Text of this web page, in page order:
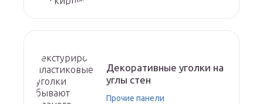
Декоративные уголки на
углы стен
Прочие панели